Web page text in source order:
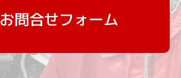
お問合せフォーム